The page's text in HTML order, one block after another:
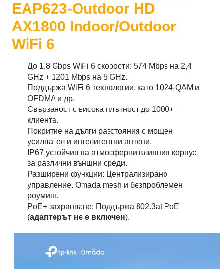
EAP623-Outdoor HD
AX1800 Indoor/Outdoor
WiFi 6
До 1,8 Gbps WiFi 6 скорости: 574 Mbps на 2,4
GHz + 1201 Mbps на 5 GHz.
Поддържа WiFi 6 технологии, като 1024-QAM и
OFDMA и др.
Свързаност с висока плътност до 1000+
клиента.
Покритие на дълги разстояния с мощен
усилвател и интелигентни антени.
IP67 устойчив на атмосферни влияния корпус
за различни външни среди.
Разширени функции: Централизирано
управление, Omada mesh и безпроблемен
роуминг.
PoE+ захранване: Поддържа 802.3at PoE
(адаптерът не е включен).